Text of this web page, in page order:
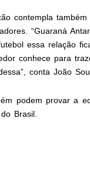
contempla também
“Guaraná
essa relação
conhece para
conta João
podem provar a
Brasil.